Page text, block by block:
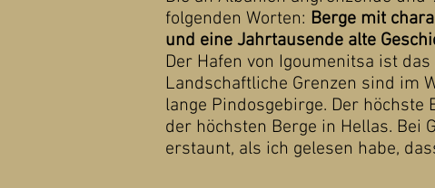
folgenden Worten: Berge mit
und eine Jahrtausende alte
Der Hafen von Igoumenitsa ist
Landschaftliche Grenzen sind im
lange Pindosgebirge. Der
der höchsten Berge in Hellas. Bei
erstaunt, als ich gelesen habe,